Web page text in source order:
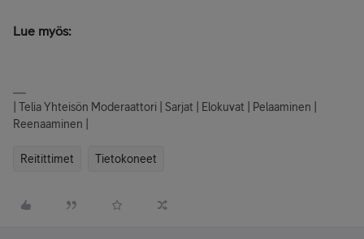
Lue myös:
| Telia Yhteisön Moderaattori | Sarjat | Elokuvat | Pelaaminen |
Reenaaminen |
Reitittimet Tietokoneet